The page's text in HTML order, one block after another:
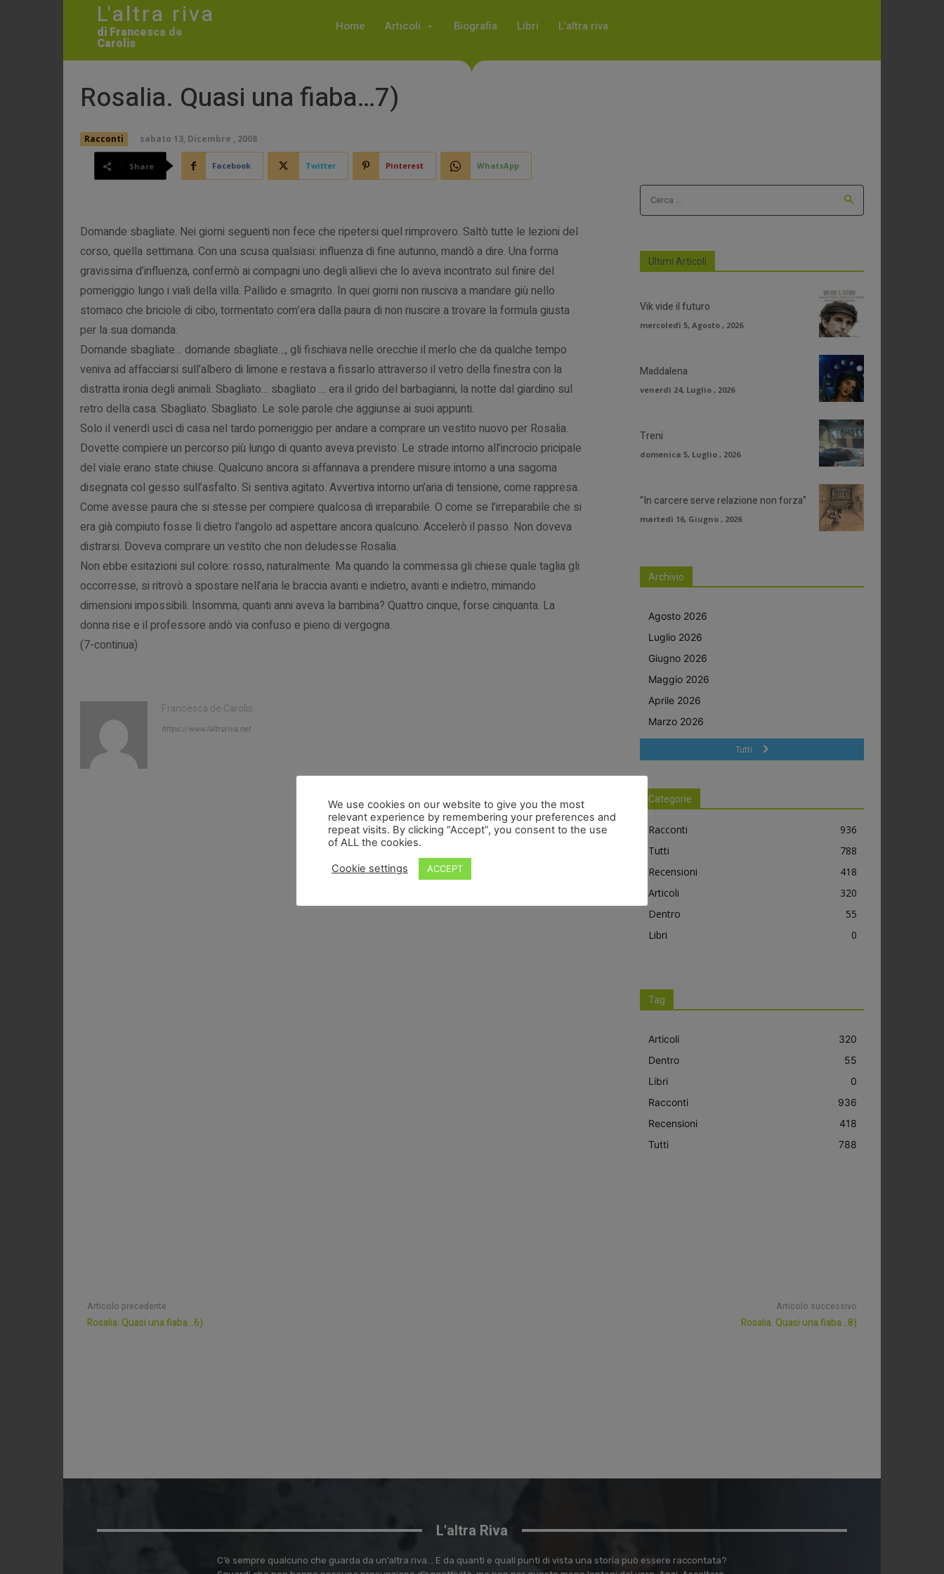
L'altra riva
di Francesca de
Carolis
Home Articoli Biografia Libri L’altra riva
Rosalia. Quasi una fiaba…7)
Racconti sabato 13, Dicembre , 2008
Share Facebook Twitter Pinterest WhatsApp
Domande sbagliate. Nei giorni seguenti non fece che ripetersi quel rimprovero. Saltò tutte le lezioni del
corso, quella settimana. Con una scusa qualsiasi: influenza di fine autunno, mandò a dire. Una forma
gravissima d’influenza, confermò ai compagni uno degli allievi che lo aveva incontrato sul finire del
pomeriggio lungo i viali della villa. Pallido e smagrito. In quei giorni non riusciva a mandare giù nello
stomaco che briciole di cibo, tormentato com’era dalla paura di non riuscire a trovare la formula giusta
per la sua domanda.
Domande sbagliate… domande sbagliate…, gli fischiava nelle orecchie il merlo che da qualche tempo
veniva ad affacciarsi sull’albero di limone e restava a fissarlo attraverso il vetro della finestra con la
distratta ironia degli animali. Sbagliato… sbagliato … era il grido del barbagianni, la notte dal giardino sul
retro della casa. Sbagliato. Sbagliato. Le sole parole che aggiunse ai suoi appunti.
Solo il venerdì uscì di casa nel tardo pomeriggio per andare a comprare un vestito nuovo per Rosalia.
Dovette compiere un percorso più lungo di quanto aveva previsto. Le strade intorno all’incrocio pricipale
del viale erano state chiuse. Qualcuno ancora si affannava a prendere misure intorno a una sagoma
disegnata col gesso sull’asfalto. Si sentiva agitato. Avvertiva intorno un’aria di tensione, come rappresa.
Come avesse paura che si stesse per compiere qualcosa di irreparabile. O come se l’irreparabile che si
era già compiuto fosse lì dietro l’angolo ad aspettare ancora qualcuno. Accelerò il passo. Non doveva
distrarsi. Doveva comprare un vestito che non deludesse Rosalia.
Non ebbe esitazioni sul colore: rosso, naturalmente. Ma quando la commessa gli chiese quale taglia gli
occorresse, si ritrovò a spostare nell’aria le braccia avanti e indietro, avanti e indietro, mimando
dimensioni impossibili. Insomma, quanti anni aveva la bambina? Quattro cinque, forse cinquanta. La
donna rise e il professore andò via confuso e pieno di vergogna.
(7-continua)
Francesca de Carolis
https://www.laltrariva.net
Cerca ...
Ultimi Articoli
Vik vide il futuro
mercoledì 5, Agosto , 2026
Maddalena
venerdì 24, Luglio , 2026
Treni
domenica 5, Luglio , 2026
“In carcere serve relazione non forza”
martedì 16, Giugno , 2026
Archivio
Agosto 2026
Luglio 2026
Giugno 2026
Maggio 2026
Aprile 2026
Marzo 2026
Tutti
Categorie
Racconti
936
Tutti
788
Recensioni
418
Articoli
320
Dentro
55
Libri
0
Tag
Articoli
320
Dentro
55
Libri
0
Racconti
936
Recensioni
418
Tutti
788
Articolo precedente
Rosalia. Quasi una fiaba…6)
Articolo successivo
Rosalia. Quasi una fiaba…8)
L'altra Riva
C’è sempre qualcuno che guarda da un’altra riva… E da quanti e quali punti di vista una storia può essere raccontata?
We use cookies on our website to give you the most
relevant experience by remembering your preferences and
repeat visits. By clicking “Accept”, you consent to the use
of ALL the cookies.
Cookie settings ACCEPT